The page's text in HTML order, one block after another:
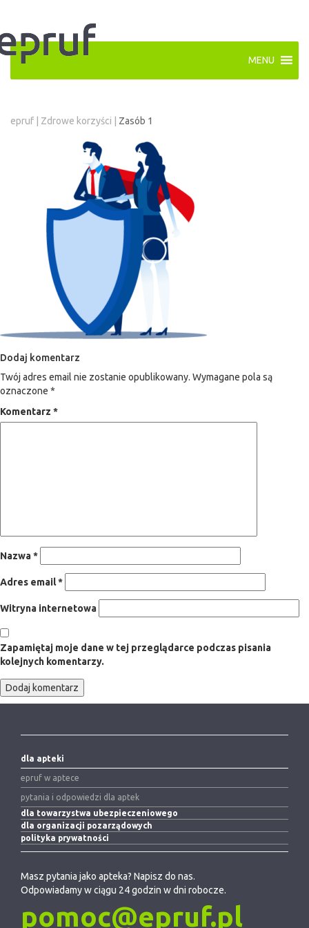
MENU
epruf Zdrowe korzyści Zasób 1
Dodaj komentarz
Twój adres email nie zostanie opublikowany. Wymagane pola są
oznaczone *
Komentarz *
Nazwa*
Adres email*
Witryna internetowa
Zapamiętaj moje dane w tej przeglądarce podczas pisania
kolejnych komentarzy.
dla apteki
epruf w aptece
pytania i odpowiedzi dla aptek
dla towarzystwa ubezpieczeniowego
dla organizacji pozarządowych
polityka prywatności
Masz pytania jako apteka? Napisz do nas.
Odpowiadamy w ciągu 24 godzin w dni robocze.
pomoc@epruf.pl